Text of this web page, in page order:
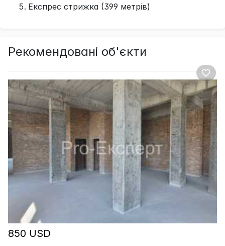
Експрес стрижка (399 метрів)
Рекомендовані об'єкти
850 USD